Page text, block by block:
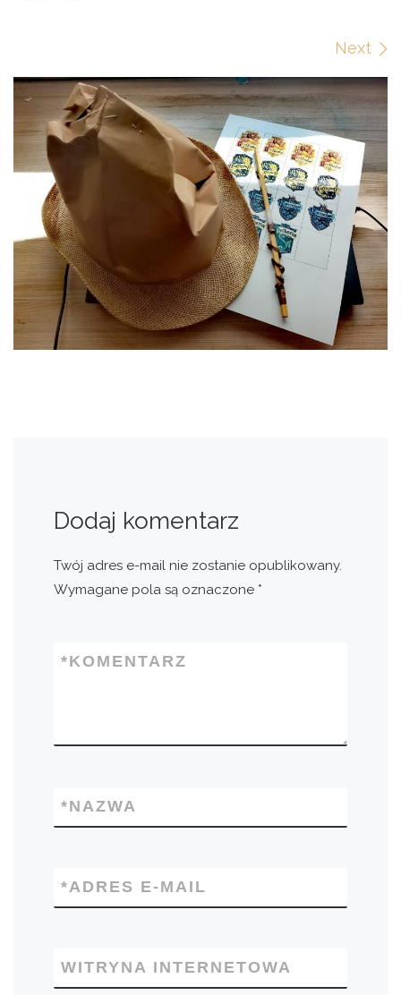
Next
Dodaj komentarz
Twój adres e-mail nie zostanie opublikowany.
Wymagane pola są oznaczone *
KOMENTARZ
*
NAZWA
*
ADRES E-MAIL
*
WITRYNA INTERNETOWA